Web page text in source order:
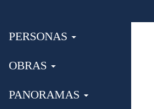
PERSONAS
OBRAS
PANORAMAS